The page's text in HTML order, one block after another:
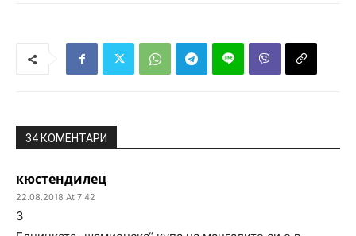
34 КОМЕНТАРИ
кюстендилец
22.08.2018 At 7:42
3